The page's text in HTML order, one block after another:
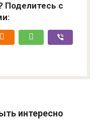
Поделитесь с
интересно